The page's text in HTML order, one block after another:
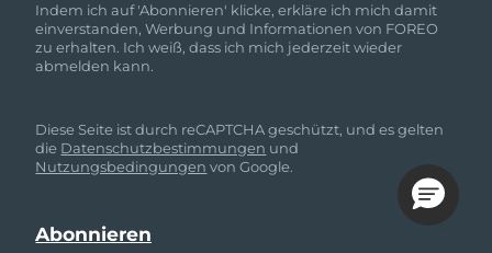
Indem ich auf 'Abonnieren' klicke, erkläre ich mich damit
einverstanden, Werbung und Informationen von FOREO
zu erhalten. Ich weiß, dass ich mich jederzeit wieder
abmelden kann.
Diese Seite ist durch reCAPTCHA geschützt, und es gelten
die Datenschutzbestimmungen und
Nutzungsbedingungen von Google.